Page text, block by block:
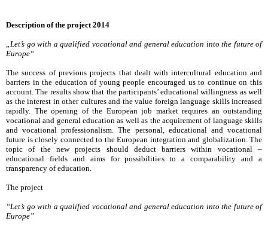
Description of the project 2014
„Let’s go with a qualified vocational and general education into the future of
Europe“
The success of previous projects that dealt with intercultural education and
barriers in the education of young people encouraged us to continue on this
account. The results show that the participants’ educational willingness as well
as the interest in other cultures and the value foreign language skills increased
rapidly. The opening of the European job market requires an outstanding
vocational and general education as well as the acquirement of language skills
and vocational professionalism. The personal, educational and vocational
future is closely connected to the European integration and globalization. The
topic of the new projects should deduct barriers within vocational –
educational fields and aims for possibilities to a comparability and a
transparency of education.
The project
“Let’s go with a qualified vocational and general education into the future of
Europe”